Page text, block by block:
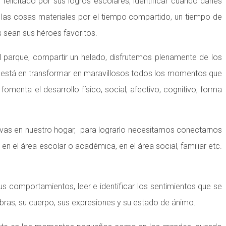
cosas materiales por el tiempo compartido, un tiempo de
sean sus héroes favoritos.
compartir un helado, disfrutemos plenamente de los
en transformar en maravillosos todos los momentos que
el desarrollo físico, social, afectivo, cognitivo, forma
en nuestro hogar, para lograrlo necesitamos conectarnos
el área escolar o académica, en el área social, familiar etc.
comportamientos, leer e identificar los sentimientos que se
su cuerpo, sus expresiones y su estado de ánimo.